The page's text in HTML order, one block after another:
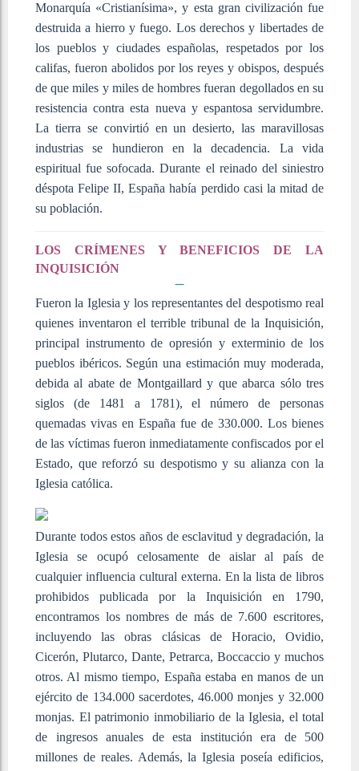
Monarquía «Cristianísima», y esta gran civilización fue
destruida a hierro y fuego. Los derechos y libertades de
los pueblos y ciudades españolas, respetados por los
califas, fueron abolidos por los reyes y obispos, después
de que miles y miles de hombres fueran degollados en su
resistencia contra esta nueva y espantosa servidumbre.
La tierra se convirtió en un desierto, las maravillosas
industrias se hundieron en la decadencia. La vida
espiritual fue sofocada. Durante el reinado del siniestro
déspota Felipe II, España había perdido casi la mitad de
su población.
LOS CRÍMENES Y BENEFICIOS DE LA
INQUISICIÓN
Fueron la Iglesia y los representantes del despotismo real
quienes inventaron el terrible tribunal de la Inquisición,
principal instrumento de opresión y exterminio de los
pueblos ibéricos. Según una estimación muy moderada,
debida al abate de Montgaillard y que abarca sólo tres
siglos (de 1481 a 1781), el número de personas
quemadas vivas en España fue de 330.000. Los bienes
de las víctimas fueron inmediatamente confiscados por el
Estado, que reforzó su despotismo y su alianza con la
Iglesia católica.
Durante todos estos años de esclavitud y degradación, la
Iglesia se ocupó celosamente de aislar al país de
cualquier influencia cultural externa. En la lista de libros
prohibidos publicada por la Inquisición en 1790,
encontramos los nombres de más de 7.600 escritores,
incluyendo las obras clásicas de Horacio, Ovidio,
Cicerón, Plutarco, Dante, Petrarca, Boccaccio y muchos
otros. Al mismo tiempo, España estaba en manos de un
ejército de 134.000 sacerdotes, 46.000 monjes y 32.000
monjas. El patrimonio inmobiliario de la Iglesia, el total
de ingresos anuales de esta institución era de 500
millones de reales. Además, la Iglesia poseía edificios,